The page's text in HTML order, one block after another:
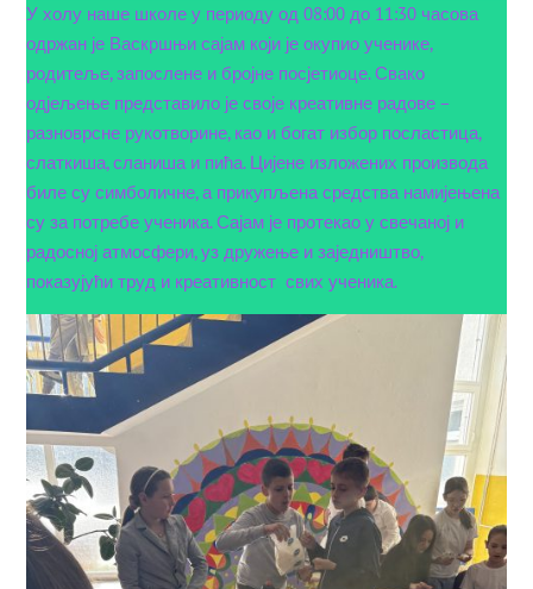
У холу наше школе у периоду од 08:00 до 11:30 часова
одржан је Васкршњи сајам који је окупио ученике,
родитеље, запослене и бројне посјетиоце. Свако
одјељење представило је своје креативне радове –
разноврсне рукотворине, као и богат избор посластица,
слаткиша, сланиша и пића. Цијене изложених производа
биле су симболичне, а прикупљена средства намијењена
су за потребе ученика. Сајам је протекао у свечаној и
радосној атмосфери, уз дружење и заједништво,
показујући труд и креативност свих ученика.